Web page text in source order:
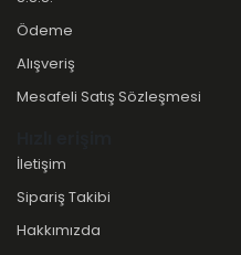
Ödeme
Alışveriş
Mesafeli Satış Sözleşmesi
İletişim
Sipariş Takibi
Hakkımızda